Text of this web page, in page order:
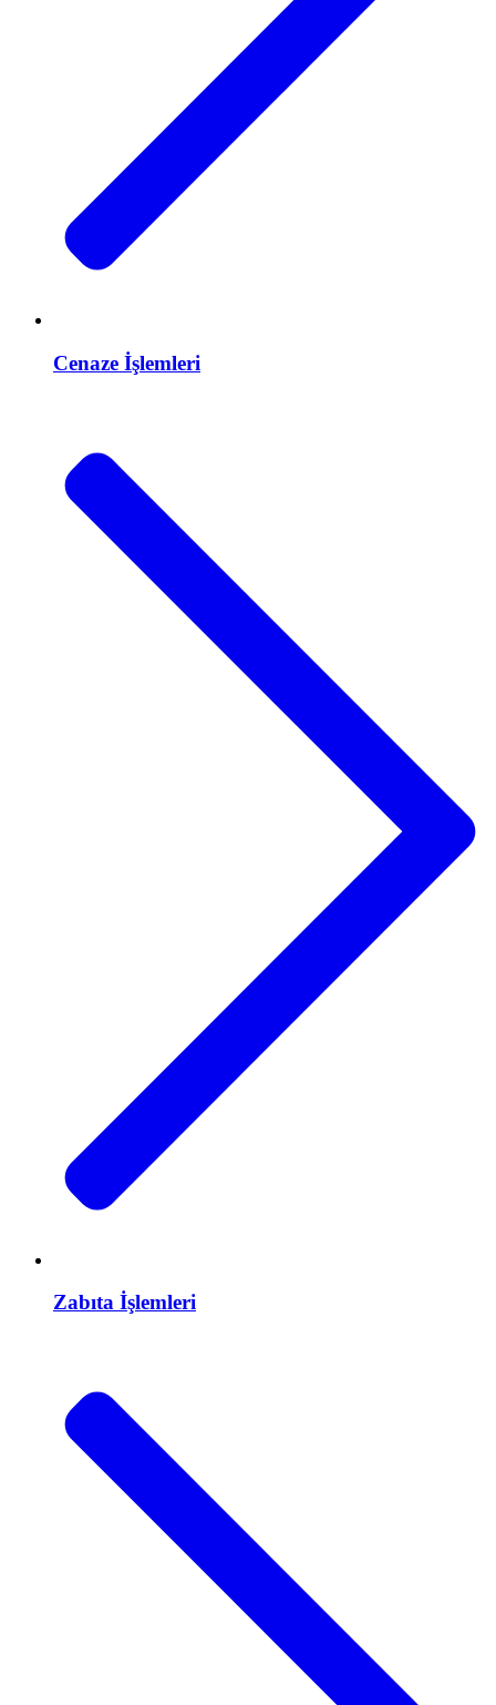
Cenaze İşlemleri
Zabıta İşlemleri